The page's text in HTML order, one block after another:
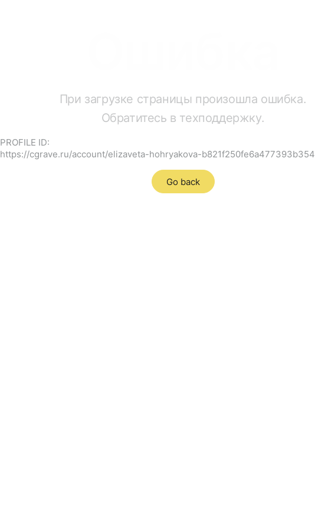
При загрузке страницы произошла ошибка.
Обратитесь в техподдержку.
PROFILE ID:
https://cgrave.ru/account/elizaveta-hohryakova-
Go back